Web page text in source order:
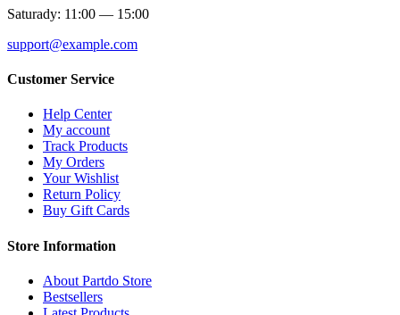
Saturady: 11:00 — 15:00
support@example.com
Customer Service
Help Center
My account
Track Products
My Orders
Your Wishlist
Return Policy
Buy Gift Cards
Store Information
About Partdo Store
Bestsellers